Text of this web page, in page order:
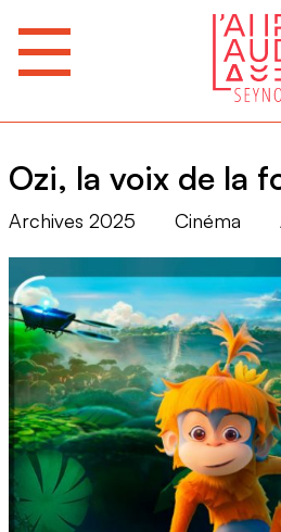
Ozi, la voix de la
Archives 2025 Cinéma